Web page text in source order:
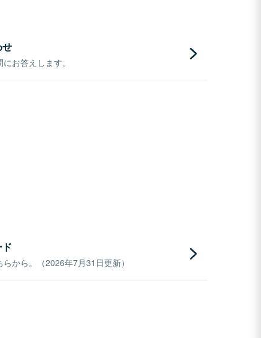
せ
お答えします。
から。（2026年7月31日更新）